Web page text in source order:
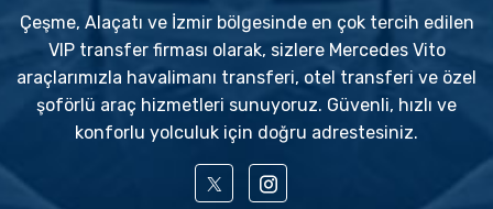
Çeşme, Alaçatı ve İzmir bölgesinde en çok tercih edilen
VIP transfer firması olarak, sizlere Mercedes Vito
araçlarımızla havalimanı transferi, otel transferi ve özel
şoförlü araç hizmetleri sunuyoruz. Güvenli, hızlı ve
konforlu yolculuk için doğru adrestesiniz.